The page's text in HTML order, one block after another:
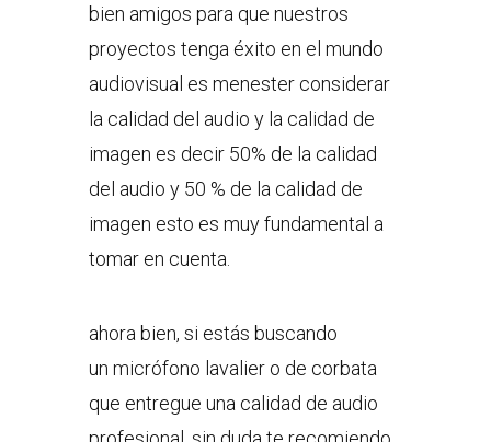
bien amigos para que nuestros
proyectos tenga éxito en el mundo
audiovisual es menester considerar
la calidad del audio y la calidad de
imagen es decir 50% de la calidad
del audio y 50 % de la calidad de
imagen esto es muy fundamental a
tomar en cuenta.
ahora bien, si estás buscando
un micrófono lavalier o de corbata
que entregue una calidad de audio